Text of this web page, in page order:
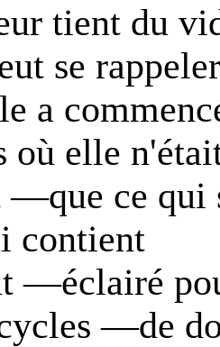
tient du
se rappeler
a
où elle
—que ce
contient
—éclairé
—de